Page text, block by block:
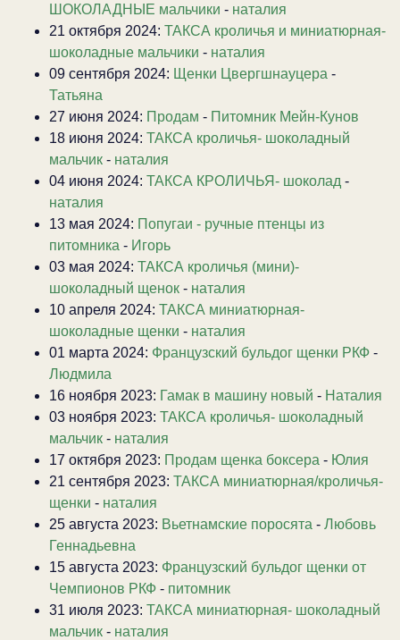
ШОКОЛАДНЫЕ мальчики - наталия
21 октября 2024: ТАКСА кроличья и миниатюрная-
шоколадные мальчики - наталия
09 сентября 2024: Щенки Цвергшнауцера -
Татьяна
27 июня 2024: Продам - Питомник Мейн-Кунов
18 июня 2024: ТАКСА кроличья- шоколадный
мальчик - наталия
04 июня 2024: ТАКСА КРОЛИЧЬЯ- шоколад -
наталия
13 мая 2024: Попугаи - ручные птенцы из
питомника - Игорь
03 мая 2024: ТАКСА кроличья (мини)-
шоколадный щенок - наталия
10 апреля 2024: ТАКСА миниатюрная-
шоколадные щенки - наталия
01 марта 2024: Французский бульдог щенки РКФ -
Людмила
16 ноября 2023: Гамак в машину новый - Наталия
03 ноября 2023: ТАКСА кроличья- шоколадный
мальчик - наталия
17 октября 2023: Продам щенка боксера - Юлия
21 сентября 2023: ТАКСА миниатюрная/кроличья-
щенки - наталия
25 августа 2023: Вьетнамские поросята - Любовь
Геннадьевна
15 августа 2023: Французский бульдог щенки от
Чемпионов РКФ - питомник
31 июля 2023: ТАКСА миниатюрная- шоколадный
мальчик - наталия